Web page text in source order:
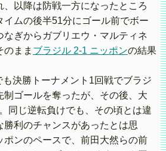
、以降は防戦一方になったところ
イムの後半51分にゴール前でボー
なぎからガブリエウ・マルティネ
のまま ブラジル 2-1 ニッポンの結果
決勝トーナメント1回戦でブラジ
制ゴールを奪ったが、その後、大
同じ逆転負けでも、その頃とは違
勝利のチャンスがあったとは思
ポンのペースで、前田大然らの前